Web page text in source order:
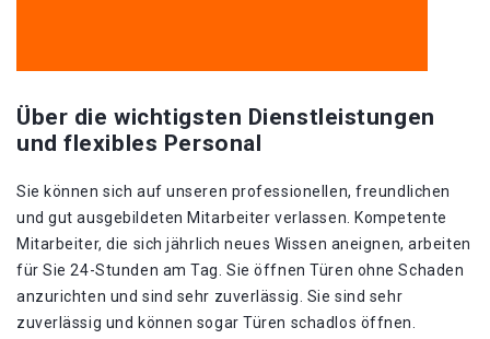
Über die wichtigsten Dienstleistungen
und flexibles Personal
Sie können sich auf unseren professionellen, freundlichen
und gut ausgebildeten Mitarbeiter verlassen. Kompetente
Mitarbeiter, die sich jährlich neues Wissen aneignen, arbeiten
für Sie 24-Stunden am Tag. Sie öffnen Türen ohne Schaden
anzurichten und sind sehr zuverlässig. Sie sind sehr
zuverlässig und können sogar Türen schadlos öffnen.